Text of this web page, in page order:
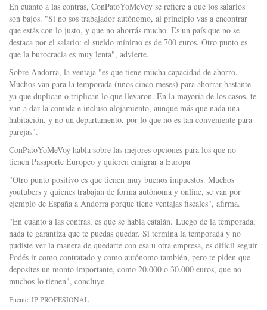
En cuanto a las contras, ConPatoYoMeVoy se refiere a que los salarios
son bajos. "Si no sos trabajador autónomo, al principio vas a encontrar
que estás con lo justo, y que no ahorrás mucho. Es un país que no se
destaca por el salario: el sueldo mínimo es de 700 euros. Otro punto es
que la burocracia es muy lenta", advierte.
Sobre Andorra, la ventaja "es que tiene mucha capacidad de ahorro.
Muchos van para la temporada (unos cinco meses) para ahorrar bastante
ya que duplican o triplican lo que llevaron. En la mayoría de los casos, te
van a dar la comida e incluso alojamiento, aunque más que nada una
habitación, y no un departamento, por lo que no es tan conveniente para
parejas".
ConPatoYoMeVoy habla sobre las mejores opciones para los que no
tienen Pasaporte Europeo y quieren emigrar a Europa
"Otro punto positivo es que tienen muy buenos impuestos. Muchos
youtubers y quienes trabajan de forma autónoma y online, se van por
ejemplo de España a Andorra porque tiene ventajas fiscales", afirma.
"En cuanto a las contras, es que se habla catalán. Luego de la temporada,
nada te garantiza que te puedas quedar. Si termina la temporada y no
pudiste ver la manera de quedarte con esa u otra empresa, es difícil seguir
Podés ir como contratado y como autónomo también, pero te piden que
deposites un monto importante, como 20.000 o 30.000 euros, que no
muchos lo tienen", concluye.
Fuente: IP PROFESIONAL